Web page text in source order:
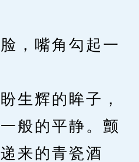
嘴角勾起一
辉的眸子，
般的平静。颤
来的青瓷酒